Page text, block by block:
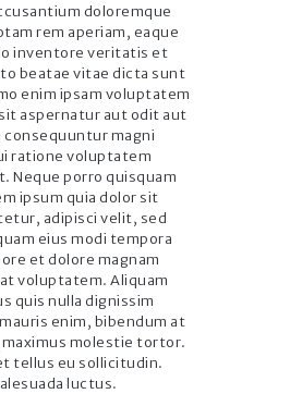
doloremque
rem aperiam, eaque
inventore veritatis et
beatae vitae dicta sunt
enim ipsam voluptatem
aspernatur aut odit aut
magni
ratione voluptatem
Neque porro quisquam
ipsum quia dolor sit
adipisci velit, sed
eius modi tempora
et dolore magnam
voluptatem. Aliquam
quis nulla dignissim
enim, bibendum at
molestie tortor.
tellus eu sollicitudin.
luctus.